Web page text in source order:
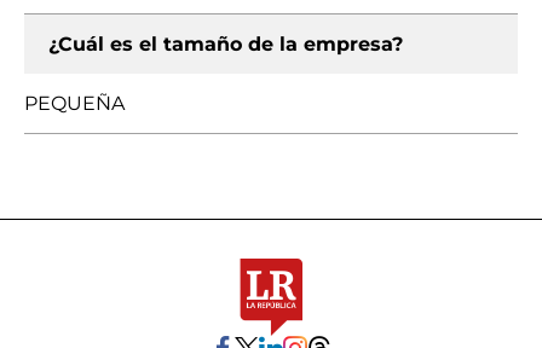
¿Cuál es el tamaño de la empresa?
PEQUEÑA